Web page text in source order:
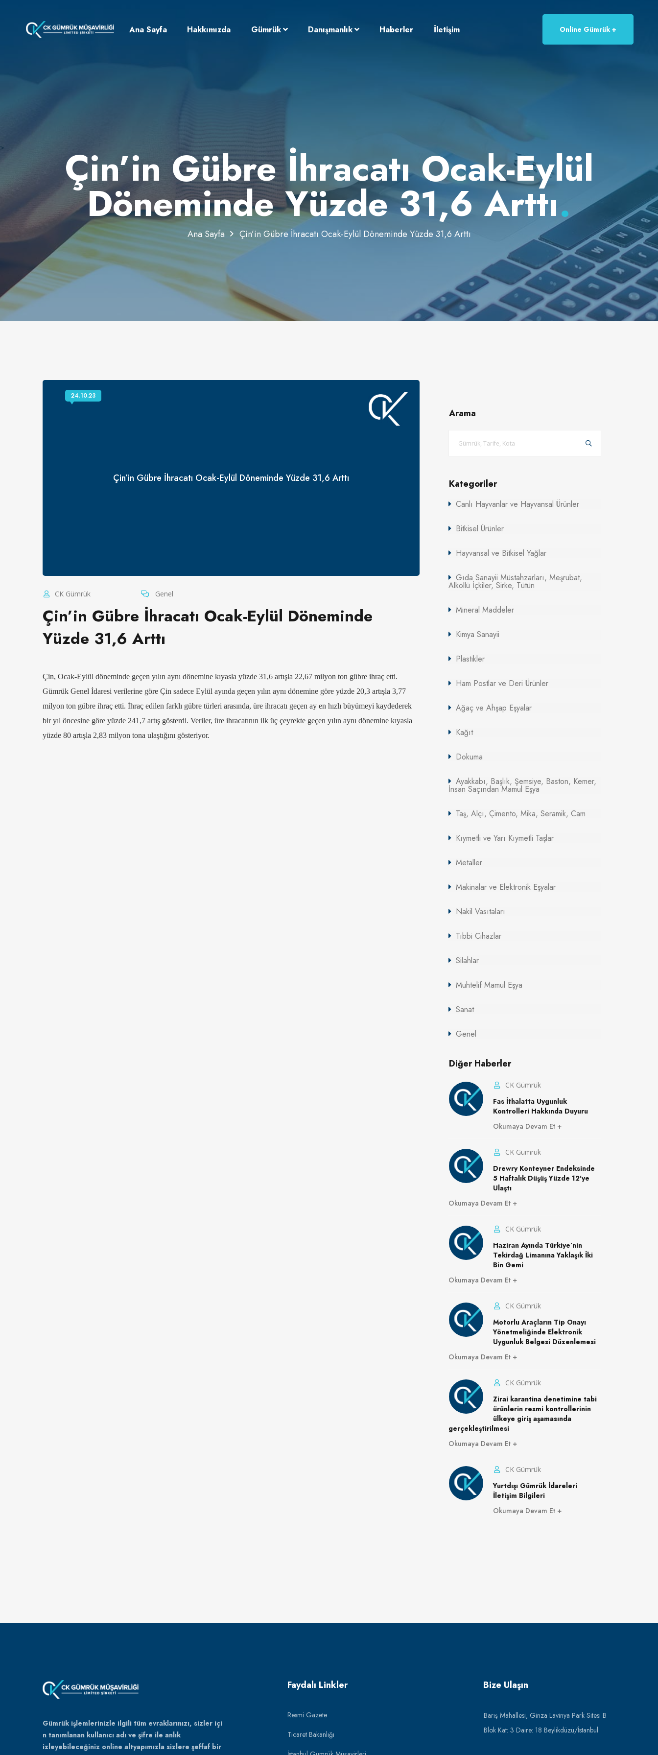
Ana Sayfa Hakkımızda Gümrük Danışmanlık Haberler İletişim Online Gümrük
> Çin’in Gübre İhracatı Ocak-Eylül
Döneminde Yüzde 31,6 Arttı.
Ana Sayfa Çin’in Gübre İhracatı Ocak-Eylül Döneminde Yüzde 31,6 Arttı
Çin’in Gübre İhracatı Ocak-Eylül Döneminde Yüzde 31,6 Arttı
24.10.23
CK Gümrük Genel
Çin’in Gübre İhracatı Ocak-Eylül Döneminde
Yüzde 31,6 Arttı
Çin, Ocak-Eylül döneminde geçen yılın aynı dönemine kıyasla yüzde 31,6 artışla 22,67 milyon ton gübre ihraç etti.
Gümrük Genel İdaresi verilerine göre Çin sadece Eylül ayında geçen yılın aynı dönemine göre yüzde 20,3 artışla 3,77
milyon ton gübre ihraç etti. İhraç edilen farklı gübre türleri arasında, üre ihracatı geçen ay en hızlı büyümeyi kaydederek
bir yıl öncesine göre yüzde 241,7 artış gösterdi. Veriler, üre ihracatının ilk üç çeyrekte geçen yılın aynı dönemine kıyasla
yüzde 80 artışla 2,83 milyon tona ulaştığını gösteriyor.
Arama
Kategoriler
Canlı Hayvanlar ve Hayvansal Ürünler
Bitkisel Ürünler
Hayvansal ve Bitkisel Yağlar
Gıda Sanayii Müstahzarları, Meşrubat,
Alkollü İçkiler, Sirke, Tütün
Mineral Maddeler
Kimya Sanayii
Plastikler
Ham Postlar ve Deri Ürünler
Ağaç ve Ahşap Eşyalar
Kağıt
Dokuma
Ayakkabı, Başlık, Şemsiye, Baston, Kemer,
İnsan Saçından Mamul Eşya
Taş, Alçı, Çimento, Mika, Seramik, Cam
Kıymetli ve Yarı Kıymetli Taşlar
Metaller
Makinalar ve Elektronik Eşyalar
Nakil Vasıtaları
Tıbbi Cihazlar
Silahlar
Muhtelif Mamul Eşya
Sanat
Genel
Diğer Haberler
CK Gümrük
Fas İthalatta Uygunluk
Kontrolleri Hakkında Duyuru
Okumaya Devam Et
CK Gümrük
Drewry Konteyner Endeksinde
5 Haftalık Düşüş Yüzde 12'ye
Ulaştı
Okumaya Devam Et
CK Gümrük
Haziran Ayında Türkiye’nin
Tekirdağ Limanına Yaklaşık İki
Bin Gemi
Okumaya Devam Et
CK Gümrük
Motorlu Araçların Tip Onayı
Yönetmeliğinde Elektronik
Uygunluk Belgesi Düzenlemesi
Okumaya Devam Et
CK Gümrük
Zirai karantina denetimine tabi
ürünlerin resmi kontrollerinin
ülkeye giriş aşamasında
gerçekleştirilmesi
Okumaya Devam Et
CK Gümrük
Yurtdışı Gümrük İdareleri
İletişim Bilgileri
Okumaya Devam Et
Gümrük işlemlerinizle ilgili tüm evraklarınızı, sizler içi
n tanımlanan kullanıcı adı ve şifre ile anlık
izleyebileceğiniz online altyapımızla sizlere şeffaf bir
Faydalı Linkler
Resmi Gazete
Ticaret Bakanlığı
Bize Ulaşın
Barış Mahallesi, Ginza Lavinya Park Sitesi B
Blok Kat: 3 Daire: 18 Beylikdüzü/İstanbul